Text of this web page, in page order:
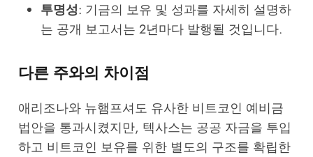
투명성: 기금의 보유 및 성과를 자세히 설명하
는 공개 보고서는 2년마다 발행될 것입니다.
다른 주와의 차이점
애리조나와 뉴햄프셔도 유사한 비트코인 예비금
법안을 통과시켰지만, 텍사스는 공공 자금을 투입
하고 비트코인 보유를 위한 별도의 구조를 확립한